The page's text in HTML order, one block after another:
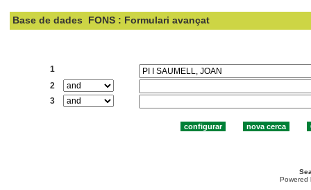
Base de dades FONS : Formulari avançat
1
2
3
Powered